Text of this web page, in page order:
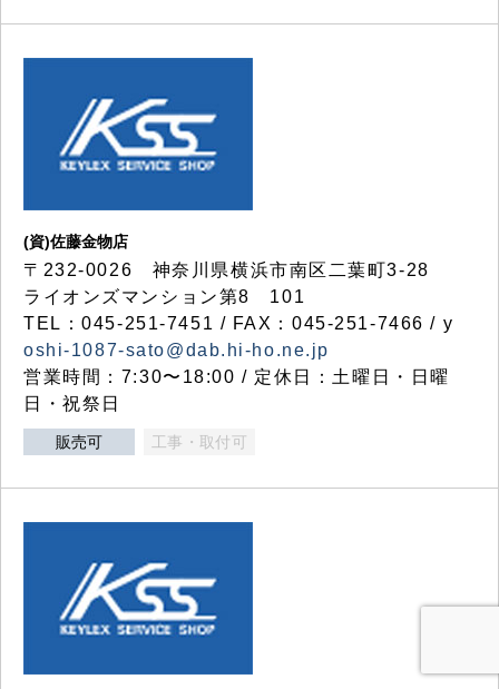
(資)佐藤金物店
〒232-0026 神奈川県横浜市南区二葉町3-28
ライオンズマンション第8 101
TEL：045-251-7451 / FAX：045-251-7466 / y
oshi-1087-sato@dab.hi-ho.ne.jp
営業時間：7:30〜18:00 / 定休日：土曜日・日曜
日・祝祭日
販売可 工事・取付可